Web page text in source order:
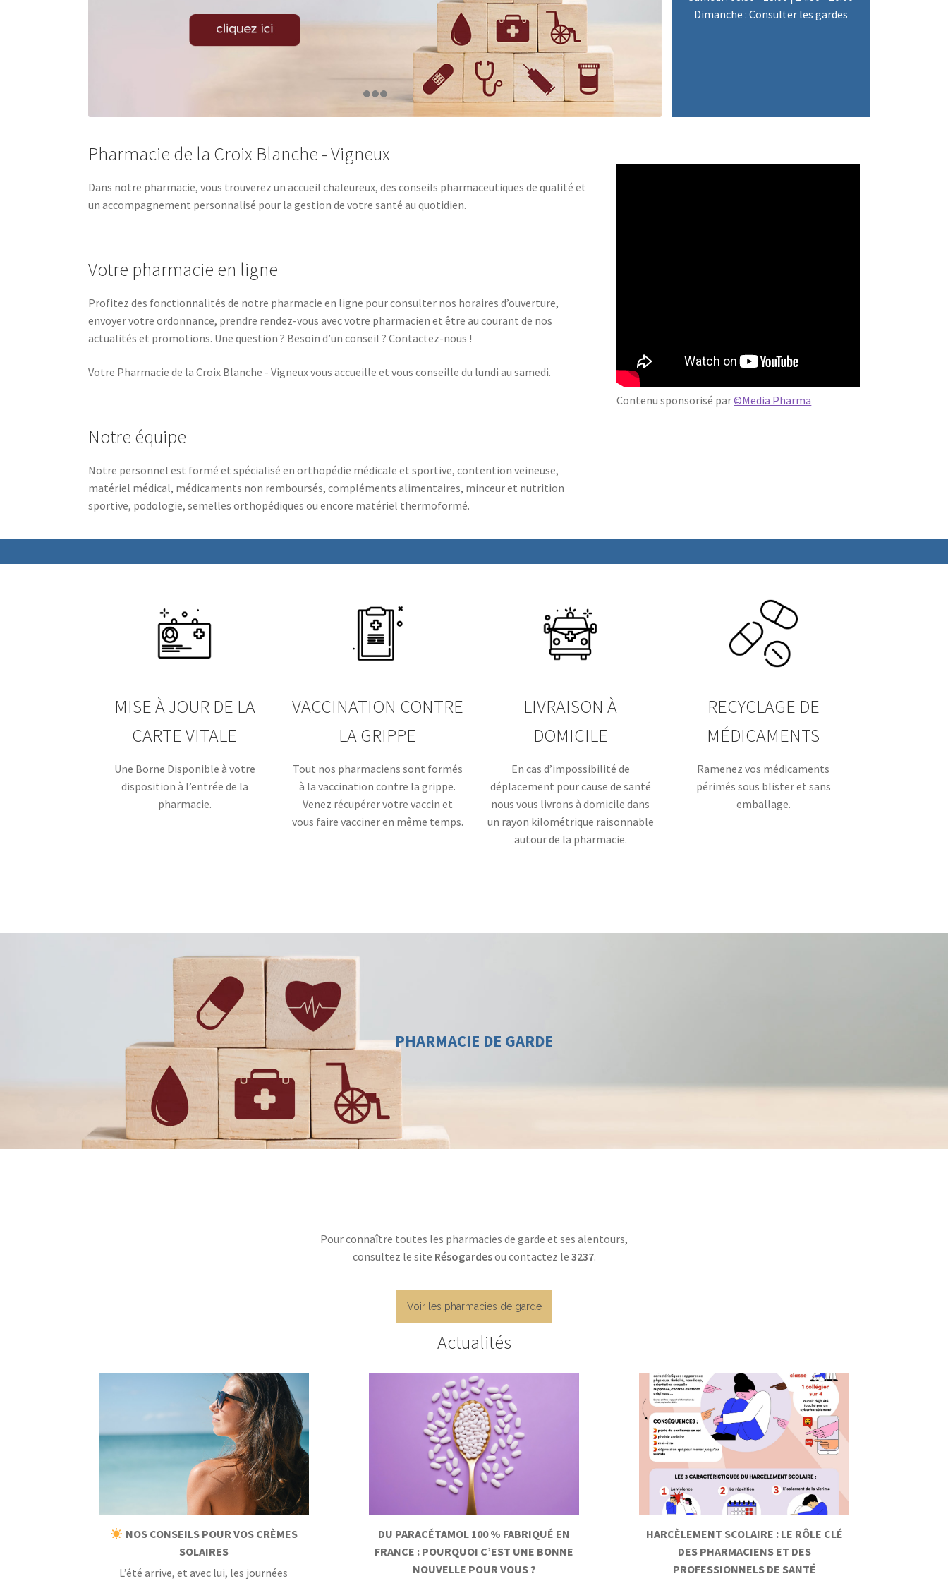
Dimanche : Consulter les gardes
Pharmacie de la Croix Blanche - Vigneux
Dans notre pharmacie, vous trouverez un accueil chaleureux, des conseils pharmaceutiques de qualité et
un accompagnement personnalisé pour la gestion de votre santé au quotidien.
Votre pharmacie en ligne
Profitez des fonctionnalités de notre pharmacie en ligne pour consulter nos horaires d’ouverture,
envoyer votre ordonnance, prendre rendez-vous avec votre pharmacien et être au courant de nos
actualités et promotions. Une question ? Besoin d’un conseil ? Contactez-nous !
Votre Pharmacie de la Croix Blanche - Vigneux vous accueille et vous conseille du lundi au samedi.
Notre équipe
Notre personnel est formé et spécialisé en orthopédie médicale et sportive, contention veineuse,
matériel médical, médicaments non remboursés, compléments alimentaires, minceur et nutrition
sportive, podologie, semelles orthopédiques ou encore matériel thermoformé.
Contenu sponsorisé par©Media Pharma
MISE À JOUR DE LA
CARTE VITALE
Une Borne Disponible à votre
disposition à l’entrée de la
pharmacie.
VACCINATION CONTRE
LA GRIPPE
Tout nos pharmaciens sont formés
à la vaccination contre la grippe.
Venez récupérer votre vaccin et
vous faire vacciner en même temps.
LIVRAISON À
DOMICILE
En cas d’impossibilité de
déplacement pour cause de santé
nous vous livrons à domicile dans
un rayon kilométrique raisonnable
autour de la pharmacie.
RECYCLAGE DE
MÉDICAMENTS
Ramenez vos médicaments
périmés sous blister et sans
emballage.
PHARMACIE DE GARDE
Pour connaître toutes les pharmacies de garde et ses alentours,
consultez le site Résogardesou contactez le 3237.
Voir les pharmacies de garde
Actualités
NOS CONSEILS POUR VOS CRÈMES
SOLAIRES
L’été arrive, et avec lui, les journées
DU PARACÉTAMOL 100 % FABRIQUÉ EN
FRANCE : POURQUOI C’EST UNE BONNE
NOUVELLE POUR VOUS ?
HARCÈLEMENT SCOLAIRE : LE RÔLE CLÉ
DES PHARMACIENS ET DES
PROFESSIONNELS DE SANTÉ